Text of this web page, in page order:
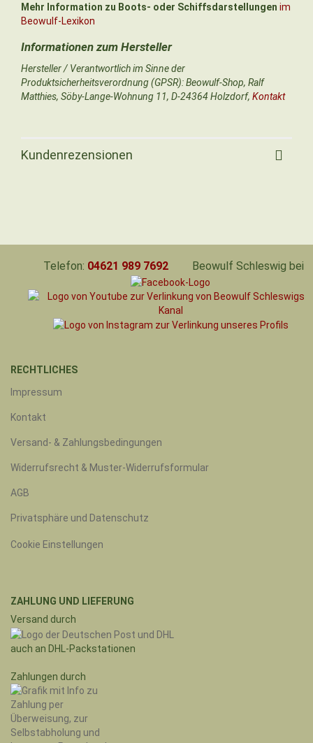
Mehr Information zu Boots- oder Schiffsdarstellungen im
Beowulf-Lexikon
Hersteller / Verantwortlich im Sinne der
Produktsicherheitsverordnung (GPSR): Beowulf-Shop, Ralf
Matthies, Söby-Lange-Wohnung 11, D-24364 Holzdorf, Kontakt
Kundenrezensionen
Telefon: 04621 989 7692 Beowulf Schleswig bei
RECHTLICHES
Impressum
Kontakt
Versand- & Zahlungsbedingungen
Widerrufsrecht & Muster-Widerrufsformular
AGB
Privatsphäre und Datenschutz
Cookie Einstellungen
ZAHLUNG UND LIEFERUNG
Versand durch
auch an DHL-Packstationen
Zahlungen durch